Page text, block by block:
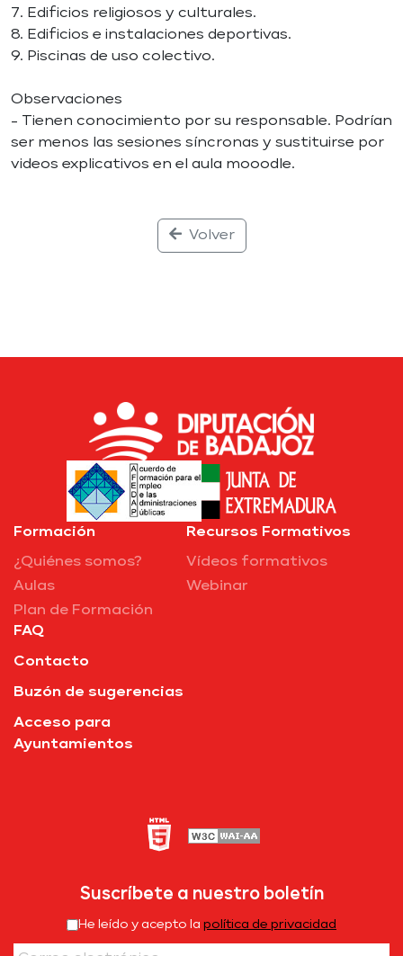
7. Edificios religiosos y culturales.
8. Edificios e instalaciones deportivas.
9. Piscinas de uso colectivo.
Observaciones
- Tienen conocimiento por su responsable. Podrían
ser menos las sesiones síncronas y sustituirse por
videos explicativos en el aula mooodle.
Volver
Formación
¿Quiénes somos?
Aulas
Plan de Formación
Recursos Formativos
Vídeos formativos
Webinar
FAQ
Contacto
Buzón de sugerencias
Acceso para
Ayuntamientos
Suscríbete a nuestro boletín
He leído y acepto la política de privacidad